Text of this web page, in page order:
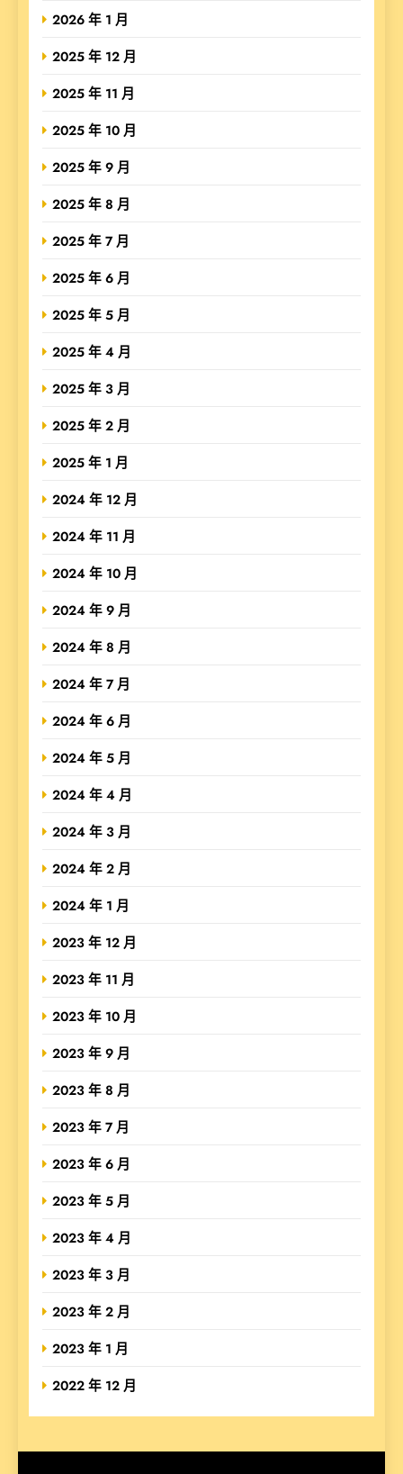
2026 年 1 月
2025 年 12 月
2025 年 11 月
2025 年 10 月
2025 年 9 月
2025 年 8 月
2025 年 7 月
2025 年 6 月
2025 年 5 月
2025 年 4 月
2025 年 3 月
2025 年 2 月
2025 年 1 月
2024 年 12 月
2024 年 11 月
2024 年 10 月
2024 年 9 月
2024 年 8 月
2024 年 7 月
2024 年 6 月
2024 年 5 月
2024 年 4 月
2024 年 3 月
2024 年 2 月
2024 年 1 月
2023 年 12 月
2023 年 11 月
2023 年 10 月
2023 年 9 月
2023 年 8 月
2023 年 7 月
2023 年 6 月
2023 年 5 月
2023 年 4 月
2023 年 3 月
2023 年 2 月
2023 年 1 月
2022 年 12 月